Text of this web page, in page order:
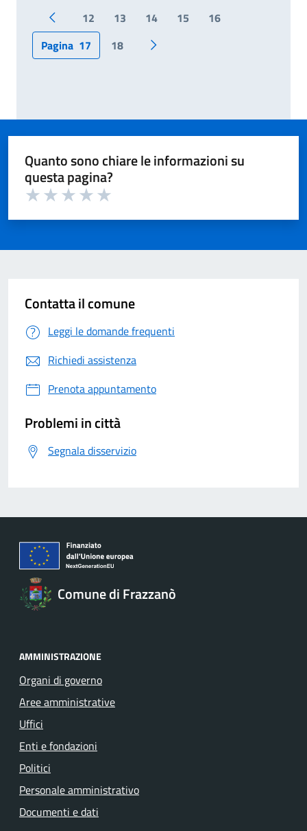
Pagina precedente
12 13 14 15
16
Pagina 17 18 Pagina successiva
Quanto sono chiare le informazioni su
questa pagina?
Contatta il comune
Leggi le domande frequenti
Richiedi assistenza
Prenota appuntamento
Problemi in città
Segnala disservizio
Comune di Frazzanò
AMMINISTRAZIONE
Organi di governo
Aree amministrative
Uffici
Enti e fondazioni
Politici
Personale amministrativo
Documenti e dati